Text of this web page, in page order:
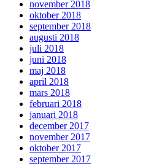
november 2018
oktober 2018
september 2018
augusti 2018
juli 2018
juni 2018
maj 2018
april 2018
mars 2018
februari 2018
januari 2018
december 2017
november 2017
oktober 2017
september 2017